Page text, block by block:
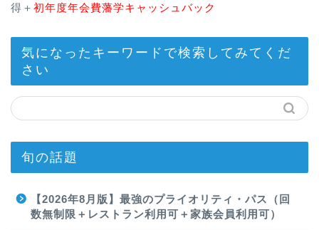
得＋ 初年度年会費藩学キャッシュバック
気になったキーワードで検索してみてくだ
さい
旬の話題
【2026年8月版】最強のプライオリティ・パス（回
数無制限＋レストラン利用可＋家族会員利用可）